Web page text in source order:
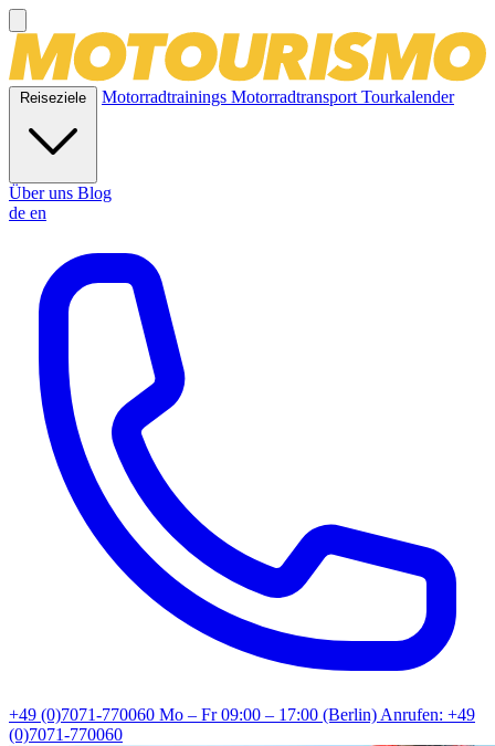
Reiseziele Motorradtrainings MotorradtransportTourkalender
Über uns Blog
de en
+49 (0)7071-770060 Mo – Fr 09:00 – 17:00 (Berlin)Anrufen: +49
(0)7071-770060